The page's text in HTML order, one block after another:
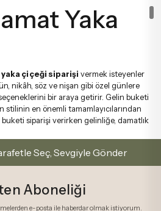
Yaka
çiçeği siparişi vermek isteyenler
nikâh, söz ve nişan gibi özel günlere
bir araya getirir. Gelin buketi
en önemli tamamlayıcılarından
siparişi verirken gelinliğe, damatlık
sade beyaz güllerden romantik
eden özel seçenekler sunar. Leaf
avantajıyla düğün ve nikâh
Gönder İstanbul İçi
Aboneliği
e-posta ile haberdar olmak istiyorum.